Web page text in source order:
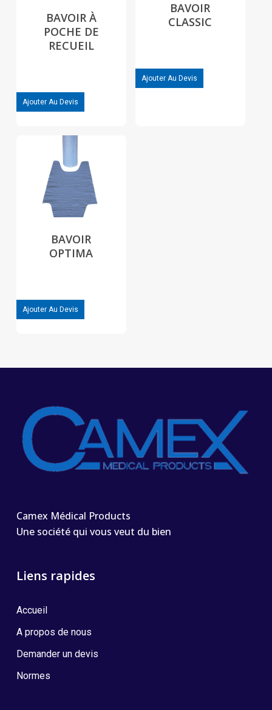
BAVOIR À
POCHE DE
RECUEIL
Ajouter Au Devis
BAVOIR
CLASSIC
Ajouter Au Devis
BAVOIR
OPTIMA
Ajouter Au Devis
Camex Médical Products
Une société qui vous veut du bien
Liens rapides
Accueil
A propos de nous
Demander un devis
Normes